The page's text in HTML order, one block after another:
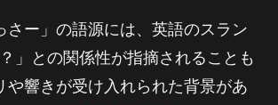
さー」の語源には、英語のスラン
」との関係性が指摘されることも
や響きが受け入れられた背景があ